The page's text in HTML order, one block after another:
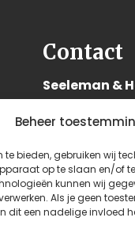
Beheer
te bieden, gebruiken wij
op te slaan en/of
kunnen wij
Als je geen
dit een nadelige invloed
Contact
Seeleman &
3628 GD
Nederland
+31 (0)346 242